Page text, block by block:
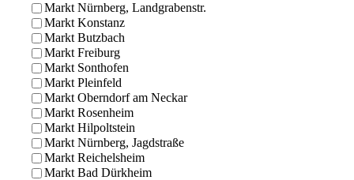
Markt Nürnberg, Landgrabenstr.
Markt Konstanz
Markt Butzbach
Markt Freiburg
Markt Sonthofen
Markt Pleinfeld
Markt Oberndorf am Neckar
Markt Rosenheim
Markt Hilpoltstein
Markt Nürnberg, Jagdstraße
Markt Reichelsheim
Markt Bad Dürkheim